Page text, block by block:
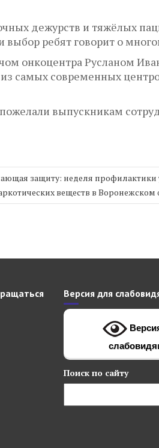
дежурств и тяжёлых
выбор ребят говорит о
онкоцентра Русланом
самых современных
выпускникам
защиту: неделя профилактики
веществ в Воронежском
Версия для
Поискпо сайту